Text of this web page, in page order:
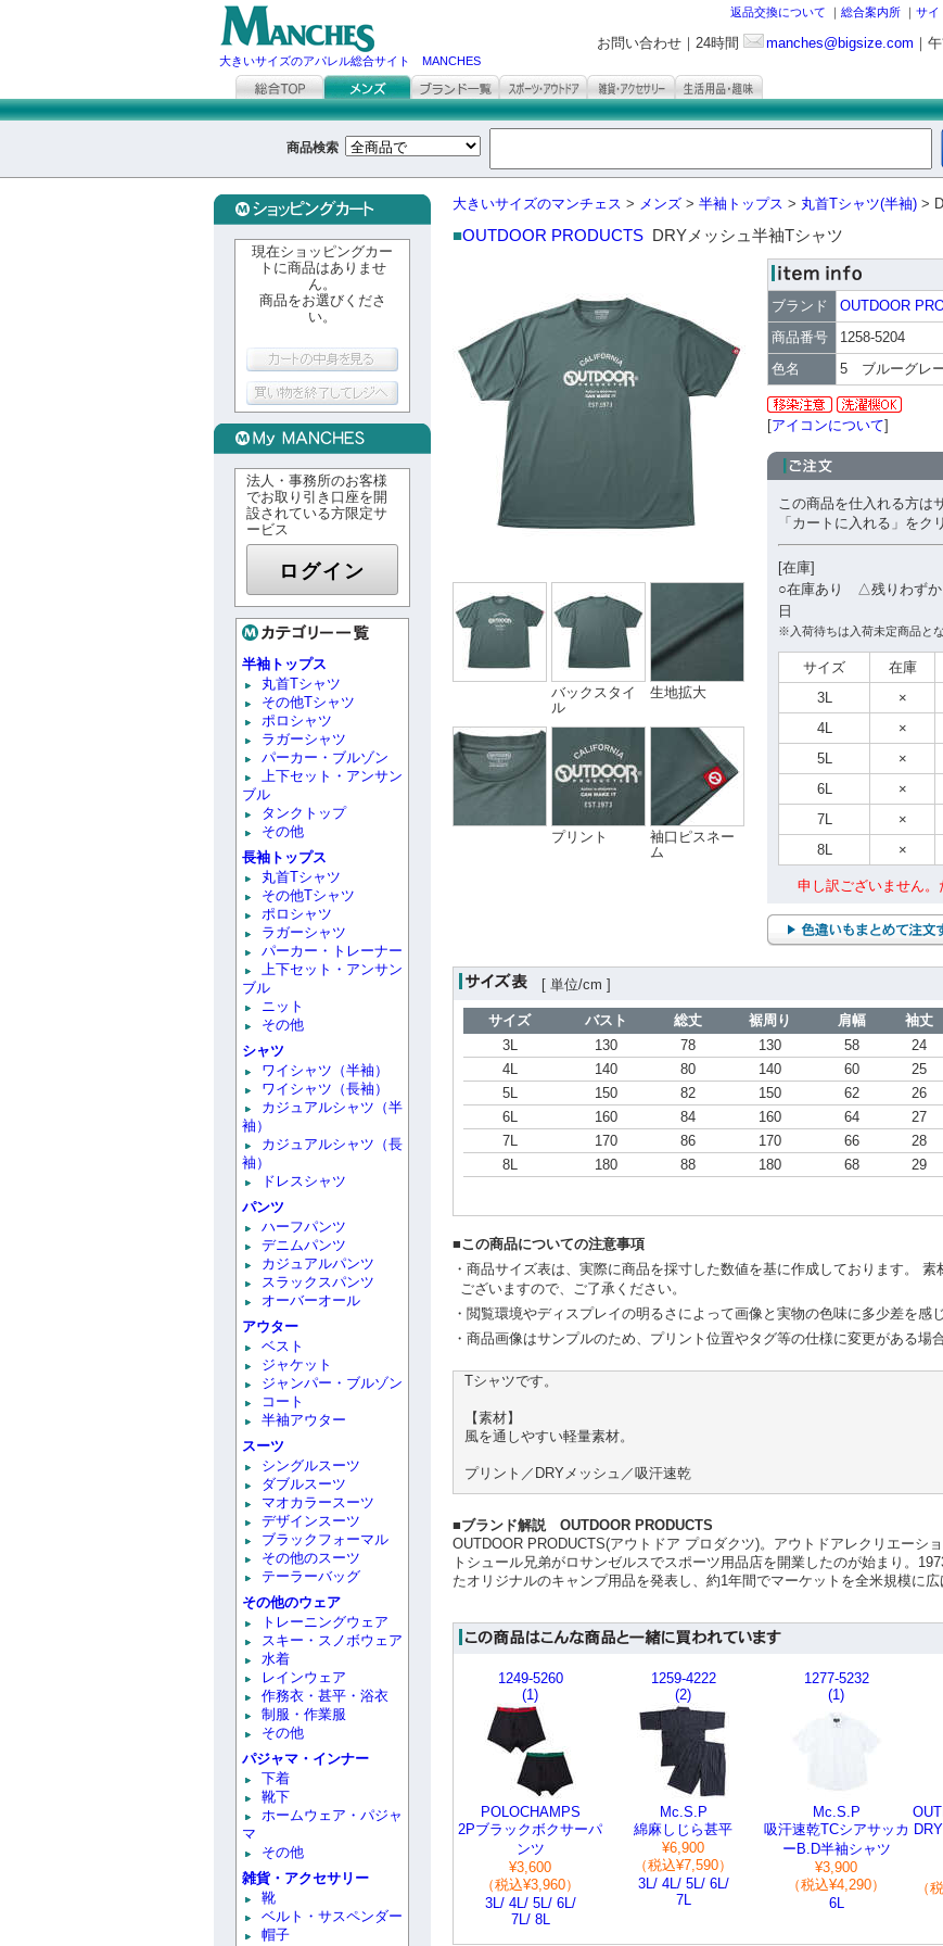
大きいサイズのアパレル総合サイト MANCHES
サイ
総合案内所 ｜
返品交換について ｜
お問い合わせ｜24時間 manches@bigsize.com ｜
商品検索
大きいサイズのマンチェス > メンズ > 半袖トップス > 丸首Tシャツ(半袖) >
■OUTDOOR PRODUCTS DRYメッシュ半袖Tシャツ
バックスタイ
ル
生地拡大
プリント
袖口ピスネー
ム
ブランド
OUTDOOR
商品番号
1258-5204
色名
5 ブルーグレ
[アイコンについて]
この商品を仕入れる方は
「カートに入れる」をク
[在庫]
○在庫あり △残りわず
日
※入荷待ちは入荷未定商品と
サイズ 在庫
3L
×
4L ×
5L
×
6L
×
7L
×
8L ×
申し訳ございません。
[ 単位/cm ]
サイズ バスト 総丈 裾周り 肩幅 袖丈
3L
130 78 130 58 24
4L
140 80 140 60 25
5L
150 82 150 62 26
6L
160 84 160 64 27
7L
170 86 170 66 28
8L
180 88 180 68 29
■この商品についての注意事項
・商品サイズ表は、実際に商品を採寸した数値を基に作成しております。
ございますので、ご了承ください。
・閲覧環境やディスプレイの明るさによって画像と実物の色味に多少差を感
・商品画像はサンプルのため、プリント位置やタグ等の仕様に変更がある場
Tシャツです。
【素材】
風を通しやすい軽量素材。
プリント／DRYメッシュ／吸汗速乾
■ブランド解説 OUTDOOR PRODUCTS
OUTDOOR PRODUCTS(アウトドア プロダクツ)。アウトドアレクリエーシ
トシュール兄弟がロサンゼルスでスポーツ用品店を開業したのが始まり。
たオリジナルのキャンプ用品を発表し、約1年間でマーケットを全米規模に広
1249-5260
(1)
POLOCHAMPS
2Pブラックボクサーパ
ンツ
¥3,600
（税込¥3,960）
3L/ 4L/ 5L/ 6L/
7L/ 8L
1259-4222
(2)
Mc.S.P
綿麻しじら甚平
¥6,900
（税込¥7,590）
3L/ 4L/ 5L/ 6L/
7L
1277-5232
(1)
Mc.S.P
吸汗速乾TCシアサッカ
ーB.D半袖シャツ
¥3,900
（税込¥4,290）
6L
（
現在ショッピングカー
トに商品はありませ
ん。
商品をお選びくださ
い。
法人・事務所のお客様
でお取り引き口座を開
設されている方限定サ
ービス
ログイン
半袖トップス
丸首Tシャツ
その他Tシャツ
ポロシャツ
ラガーシャツ
パーカー・ブルゾン
上下セット・アンサン
ブル
タンクトップ
その他
長袖トップス
丸首Tシャツ
その他Tシャツ
ポロシャツ
ラガーシャツ
パーカー・トレーナー
上下セット・アンサン
ブル
ニット
その他
シャツ
ワイシャツ（半袖）
ワイシャツ（長袖）
カジュアルシャツ（半
袖）
カジュアルシャツ（長
袖）
ドレスシャツ
パンツ
ハーフパンツ
デニムパンツ
カジュアルパンツ
スラックスパンツ
オーバーオール
アウター
ベスト
ジャケット
ジャンパー・ブルゾン
コート
半袖アウター
スーツ
シングルスーツ
ダブルスーツ
マオカラースーツ
デザインスーツ
ブラックフォーマル
その他のスーツ
テーラーバッグ
その他のウェア
トレーニングウェア
スキー・スノボウェア
水着
レインウェア
作務衣・甚平・浴衣
制服・作業服
その他
パジャマ・インナー
下着
靴下
ホームウェア・パジャ
マ
その他
雑貨・アクセサリー
靴
ベルト・サスペンダー
帽子